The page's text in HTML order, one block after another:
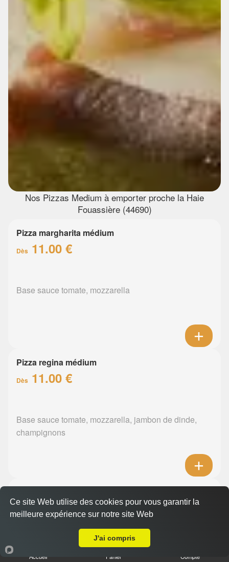
Nos Pizzas Medium à emporter proche la Haie
Fouassière (44690)
Pizza margharita médium
Dès 11.00 €
Base sauce tomate, mozzarella
Pizza regina médium
Dès 11.00 €
Base sauce tomate, mozzarella, jambon de dinde,
champignons
Dès 11.00 €
Base sauce tomate, mozzarella, merguez, poivrons
Accueil Panier Compte
Ce site Web utilise des cookies pour vous garantir la
meilleure expérience sur notre site Web
J'ai compris